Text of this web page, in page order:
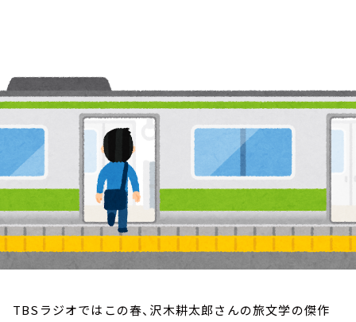
YouTube
会社情報
TBSラジオではこの春、沢木耕太郎さんの旅文学の傑作